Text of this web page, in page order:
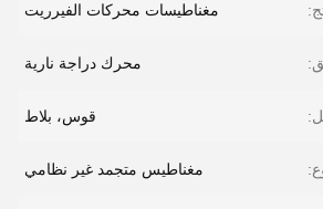
مغناطيسات محركات الفيرريت
محرك دراجة نارية
قوس، بلاط
مغناطيس متجمد غير نظامي